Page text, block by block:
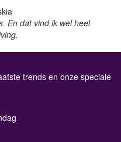
En dat vind ik wel heel
trends en onze speciale